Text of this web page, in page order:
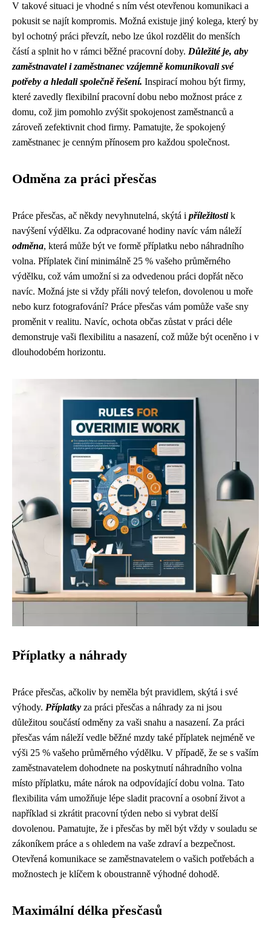
V takové situaci je vhodné s ním vést otevřenou komunikaci a
pokusit se najít kompromis. Možná existuje jiný kolega, který by
byl ochotný práci převzít, nebo lze úkol rozdělit do menších
částí a splnit ho v rámci běžné pracovní doby. Důležité je, aby
zaměstnavatel i zaměstnanec vzájemně komunikovali své
potřeby a hledali společně řešení. Inspirací mohou být firmy,
které zavedly flexibilní pracovní dobu nebo možnost práce z
domu, což jim pomohlo zvýšit spokojenost zaměstnanců a
zároveň zefektivnit chod firmy. Pamatujte, že spokojený
zaměstnanec je cenným přínosem pro každou společnost.
Odměna za práci přesčas
Práce přesčas, ač někdy nevyhnutelná, skýtá i příležitostik
navýšení výdělku. Za odpracované hodiny navíc vám náleží
odměna, která může být ve formě příplatku nebo náhradního
volna. Příplatek činí minimálně 25 % vašeho průměrného
výdělku, což vám umožní si za odvedenou práci dopřát něco
navíc. Možná jste si vždy přáli nový telefon, dovolenou u moře
nebo kurz fotografování? Práce přesčas vám pomůže vaše sny
proměnit v realitu. Navíc, ochota občas zůstat v práci déle
demonstruje vaši flexibilitu a nasazení, což může být oceněno i v
dlouhodobém horizontu.
Příplatky a náhrady
Práce přesčas, ačkoliv by neměla být pravidlem, skýtá i své
výhody. Příplatky za práci přesčas a náhrady za ni jsou
důležitou součástí odměny za vaši snahu a nasazení. Za práci
přesčas vám náleží vedle běžné mzdy také příplatek nejméně ve
výši 25 % vašeho průměrného výdělku. V případě, že se s vaším
zaměstnavatelem dohodnete na poskytnutí náhradního volna
místo příplatku, máte nárok na odpovídající dobu volna. Tato
flexibilita vám umožňuje lépe sladit pracovní a osobní život a
například si zkrátit pracovní týden nebo si vybrat delší
dovolenou. Pamatujte, že i přesčas by měl být vždy v souladu se
zákoníkem práce a s ohledem na vaše zdraví a bezpečnost.
Otevřená komunikace se zaměstnavatelem o vašich potřebách a
možnostech je klíčem k oboustranně výhodné dohodě.
Maximální délka přesčasů